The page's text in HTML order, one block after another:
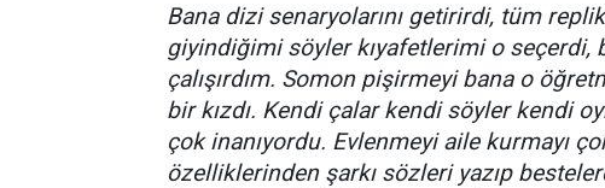
Bana dizi senaryolarını getirirdi, tüm
giyindiğimi söyler kıyafetlerimi o seçerdi,
çalışırdım. Somon pişirmeyi bana o
bir kızdı. Kendi çalar kendi söyler kendi
çok inanıyordu. Evlenmeyi aile kurmayı
özelliklerinden şarkı sözleri yazıp